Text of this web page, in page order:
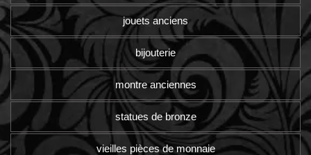
jouets anciens
bijouterie
montre anciennes
statues de bronze
vieilles pièces de monnaie